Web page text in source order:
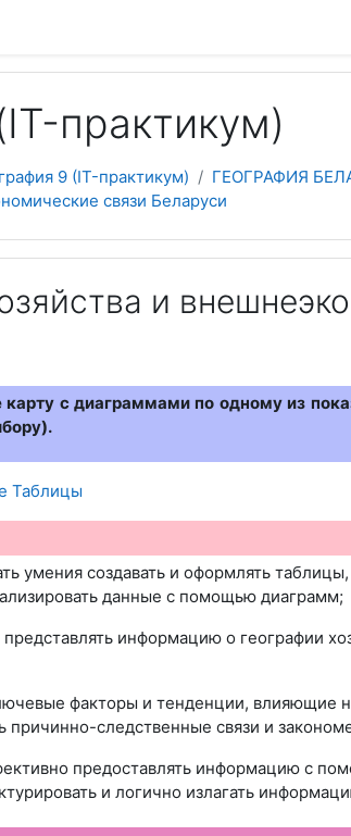
практикум)
9 (IT-практикум)
ГЕОГРАФИЯ
связи Беларуси
и
с диаграммами по одному из
Таблицы
умения создавать и оформлять
данные с помощью диаграмм;
представлять информацию о географии
факторы и тенденции, влияющие
причинно-следственные связи и
предоставлять информацию с
и логично излагать